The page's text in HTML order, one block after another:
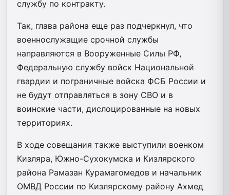
службу по контракту.
Так, глава района еще раз подчеркнул, что
военнослужащие срочной службы
направляются в Вооруженные Силы РФ,
Федеральную службу войск Национальной
гвардии и пограничные войска ФСБ России и
не будут отправляться в зону СВО и в
воинские части, дислоцированные на новых
территориях.
В ходе совещания также выступили военком
Кизляра, Южно-Сухокумска и Кизлярского
района Рамазан Курамагомедов и начальник
ОМВД России по Кизлярскому району Ахмед